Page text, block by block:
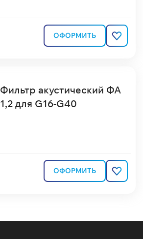
ОФОРМИТЬ
Фильтр акустический ФА
1,2 для G16-G40
ОФОРМИТЬ